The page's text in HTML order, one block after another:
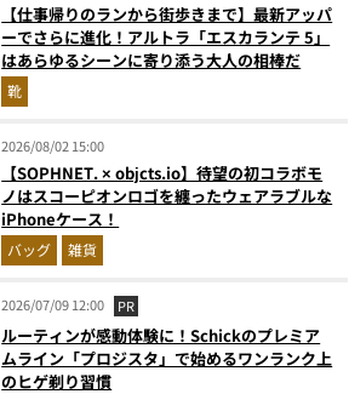
【仕事帰りのランから街歩きまで】最新アッパ
ーでさらに進化！アルトラ「エスカランテ 5」
はあらゆるシーンに寄り添う大人の相棒だ
靴
2026/08/02 15:00
【SOPHNET. × objcts.io】待望の初コラボモ
ノはスコーピオンロゴを纏ったウェアラブルな
iPhoneケース！
バッグ 雑貨
2026/07/09 12:00 PR
ルーティンが感動体験に！Schickのプレミア
ムライン「プロジスタ」で始めるワンランク上
のヒゲ剃り習慣